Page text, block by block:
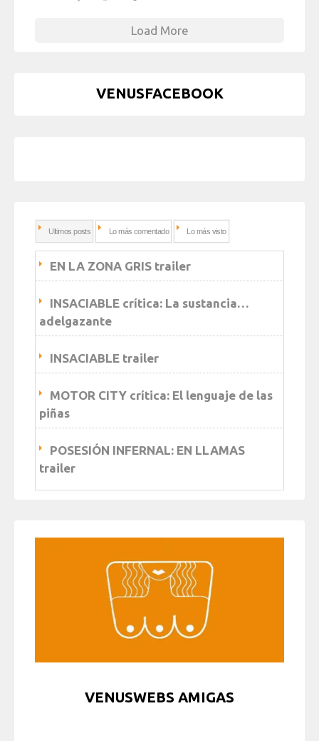
Load More
VENUSFACEBOOK
Ultimos posts Lo más comentado Lo más visto
EN LA ZONA GRIS trailer
INSACIABLE crítica: La sustancia…
adelgazante
INSACIABLE trailer
MOTOR CITY crítica: El lenguaje de las
piñas
POSESIÓN INFERNAL: EN LLAMAS
trailer
VENUSWEBS AMIGAS